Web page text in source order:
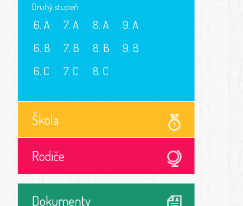
Druhý stupeň
6. A
6. B
6. C
7. A
7. B
7. C
8. A
8. B
8. C
9. A
9. B
Škola
Rodiče
Dokumenty